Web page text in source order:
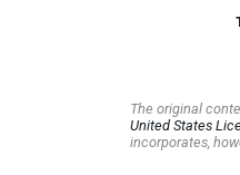
The original
United States
incorporates,